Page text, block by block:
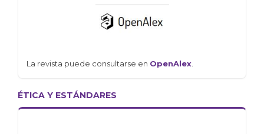
La revista puede consultarse en OpenAlex
ÉTICA Y ESTÁNDARES